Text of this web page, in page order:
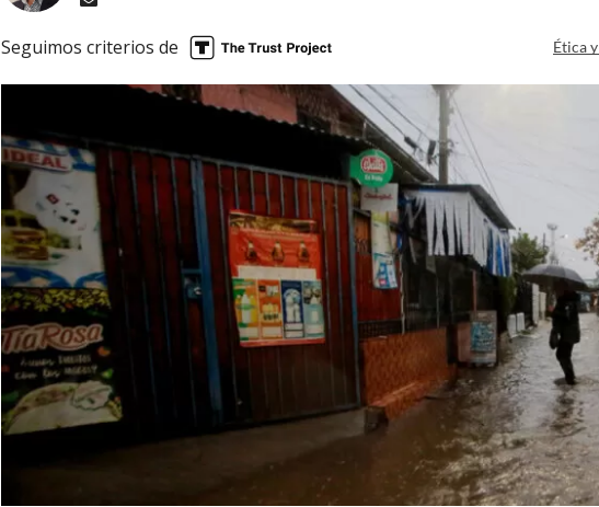
Seguimos criterios de Ética